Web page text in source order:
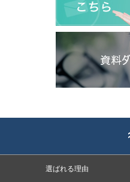
選ばれる理由